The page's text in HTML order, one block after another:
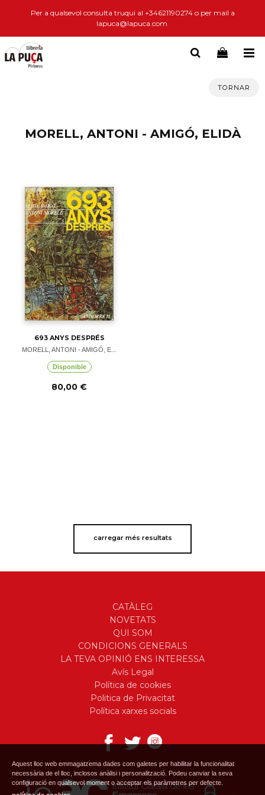
Per a qualsevol consulta truqui al +34621190274 o per mail a
lapuca@lapuca.com
TORNAR
MORELL, ANTONI - AMIGÓ, ELIDÀ
693 ANYS DESPRÉS
MORELL, ANTONI - AMIGÓ, E...
Disponible
80,00 €
carregar més resultats
CATÀLEG
NOVETATS
QUI SOM
CONDICIONS GENERALS
LA TEVA OPINIÓ ENS INTERESSA
Avís Legal
Política de cookies
Politica de Privacitat
Política xarxes socials
Aquest lloc web emmagatzema dades com galetes per habilitar la funcionalitat
necessària de el lloc, inclosos anàlisi i personalització. Podeu canviar la seva
configuració en qualsevol moment o acceptar els paràmetres per defecte.